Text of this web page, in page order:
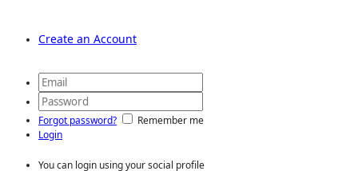
Create an Account
Forgot password?
Remember me
Login
You can login using your social profile